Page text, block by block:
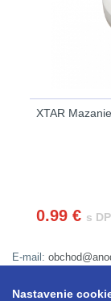
XTAR
0.99 € s
E-mail:
Nastavenie